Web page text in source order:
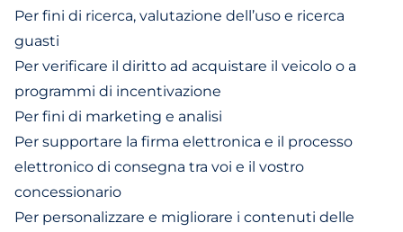
Per fini di ricerca, valutazione dell’uso e ricerca
guasti
Per verificare il diritto ad acquistare il veicolo o a
programmi di incentivazione
Per fini di marketing e analisi
Per supportare la firma elettronica e il processo
elettronico di consegna tra voi e il vostro
concessionario
Per personalizzare e migliorare i contenuti delle